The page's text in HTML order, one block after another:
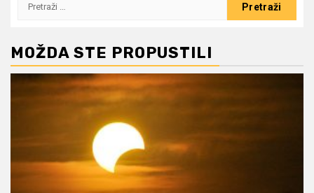
MOŽDA STE PROPUSTILI